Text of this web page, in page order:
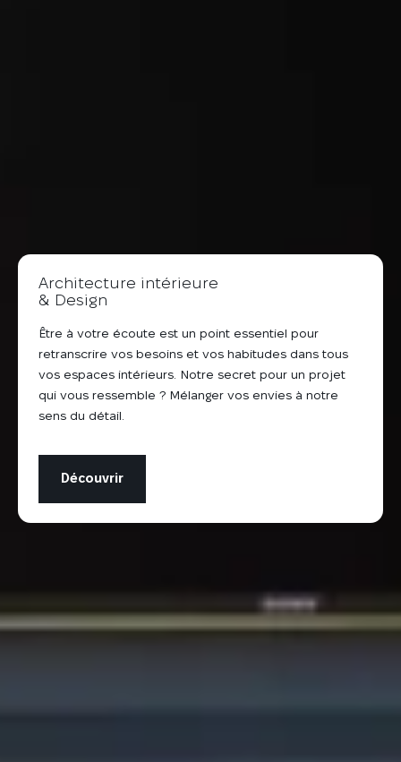
Architecture intérieure
& Design
Être à votre écoute est un point essentiel pour
retranscrire vos besoins et vos habitudes dans tous
vos espaces intérieurs. Notre secret pour un projet
qui vous ressemble ? Mélanger vos envies à notre
sens du détail.
Découvrir